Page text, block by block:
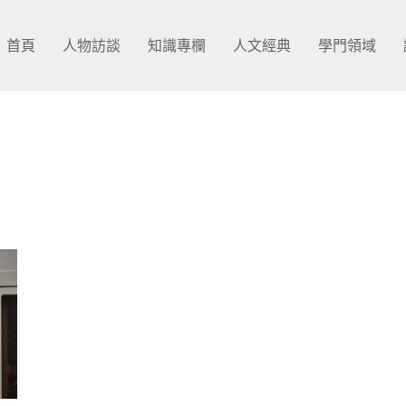
首頁 人物訪談 知識專欄 人文經典 學門領域